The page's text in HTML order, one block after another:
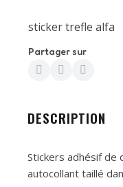
sticker trefle alfa
Partager sur
DESCRIPTION
Stickers adhésif de
autocollant taillé